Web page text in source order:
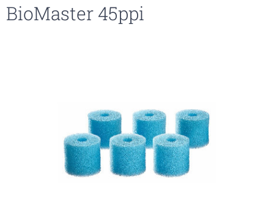
BioMaster 45ppi